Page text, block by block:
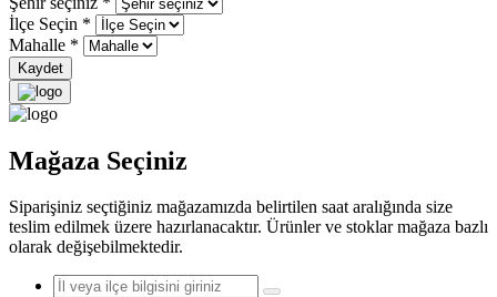
İlçe Seçin *
Mahalle *
Kaydet
Mağaza Seçiniz
Siparişiniz seçtiğiniz mağazamızda belirtilen saat aralığında size
teslim edilmek üzere hazırlanacaktır. Ürünler ve stoklar mağaza bazlı
olarak değişebilmektedir.